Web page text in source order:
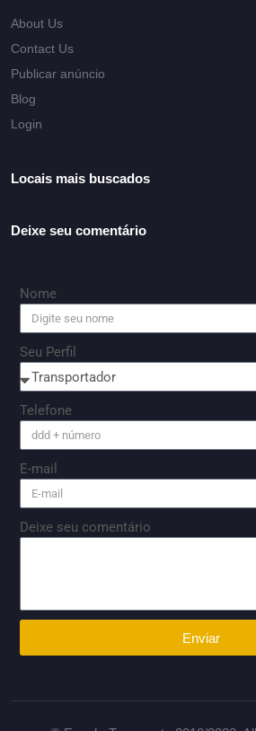
About Us
Contact Us
Publicar anúncio
Blog
Login
Locais mais buscados
Deixe seu comentário
Nome
Seu Perfil
Telefone
E-mail
Deixe seu comentário
Enviar